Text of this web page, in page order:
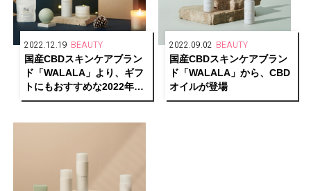
2022.12.19 BEAUTY
国産CBDスキンケアブラン
ド「WALALA」より、ギフ
トにもおすすめな2022年ホ
リデーコフレが数量限定で
2022.09.02 BEAUTY
国産CBDスキンケアブラン
ド「WALALA」から、CBD
オイルが登場